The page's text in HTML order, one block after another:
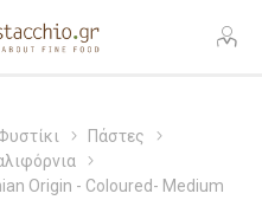
Πάστες
Origin - Coloured- Medium